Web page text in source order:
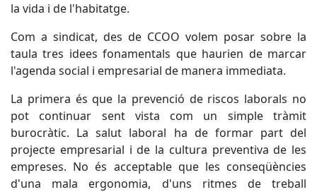
la vida i de l'habitatge.
Com a sindicat, des de CCOO volem posar sobre la
taula tres idees fonamentals que haurien de marcar
l'agenda social i empresarial de manera immediata.
La primera és que la prevenció de riscos laborals no
pot continuar sent vista com un simple tràmit
burocràtic. La salut laboral ha de formar part del
projecte empresarial i de la cultura preventiva de les
empreses. No és acceptable que les conseqüències
d'una mala ergonomia, d'uns ritmes de treball